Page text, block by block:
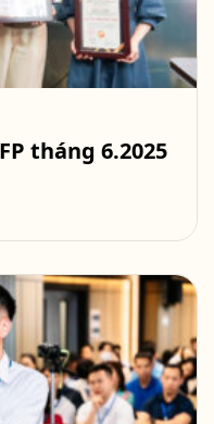
tháng 6.2025